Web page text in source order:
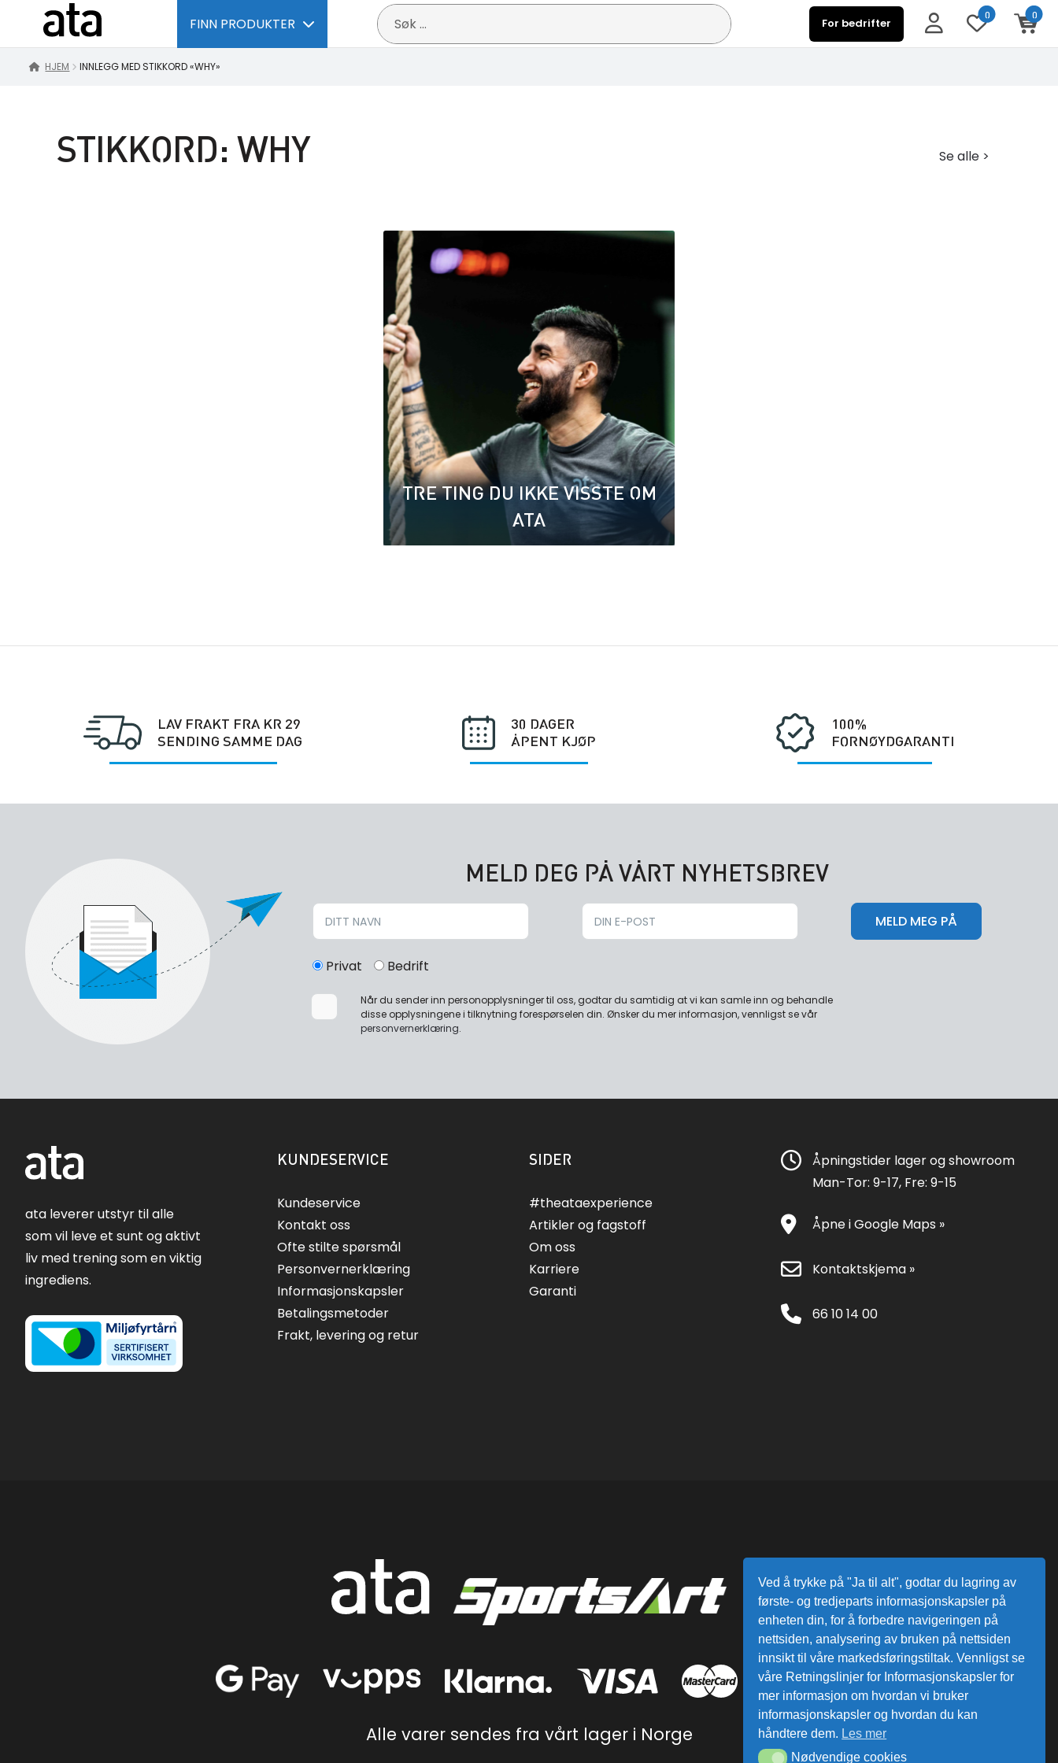
FINN PRODUKTER
Søk
etter:
For bedrifter
0 0
HJEM INNLEGG MED STIKKORD «WHY»
STIKKORD: WHY Se alle >
TRE TING DU IKKE VISSTE OM
ATA
LAV FRAKT FRA KR 29
SENDING SAMME DAG
30 DAGER
ÅPENT KJØP
100%
FORNØYDGARANTI
MELD DEG PÅ VÅRT NYHETSBREV
Privat Bedrift
Når du sender inn personopplysninger til oss, godtar du samtidig at vi kan samle inn og behandle
disse opplysningene i tilknytning forespørselen din. Ønsker du mer informasjon, vennligst se vår
personvernerklæring.
ata leverer utstyr til alle
som vil leve et sunt og aktivt
liv med trening som en viktig
ingrediens.
KUNDESERVICE
Kundeservice
Kontakt oss
Ofte stilte spørsmål
Personvernerklæring
Informasjonskapsler
Betalingsmetoder
Frakt, levering og retur
SIDER
#theataexperience
Artikler og fagstoff
Om oss
Karriere
Garanti
Åpningstider lager og showroom
Man-Tor: 9-17, Fre: 9-15
Åpne i Google Maps »
Kontaktskjema »
66 10 14 00
Alle varer sendes fra vårt lager i Norge
Ved å trykke på "Ja til alt", godtar du lagring av
første- og tredjeparts informasjonskapsler på
enheten din, for å forbedre navigeringen på
nettsiden, analysering av bruken på nettsiden
innsikt til våre markedsføringstiltak. Vennligst se
våre Retningslinjer for Informasjonskapsler for
mer informasjon om hvordan vi bruker
informasjonskapsler og hvordan du kan
håndtere dem. Les mer
Nødvendige cookies